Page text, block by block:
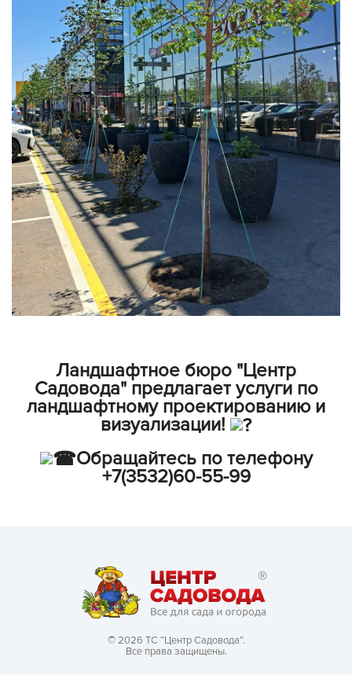
Ландшафтное бюро "Центр
Садовода" предлагает услуги по
ландшафтному проектированию и
визуализации!
Обращайтесь по телефону
+7(3532)60-55-99
© 2026 ТС “Центр Садовода”.
Все права защищены.